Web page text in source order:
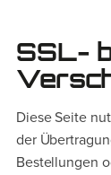
SSL-
Diese Seite
der
Bestellungen